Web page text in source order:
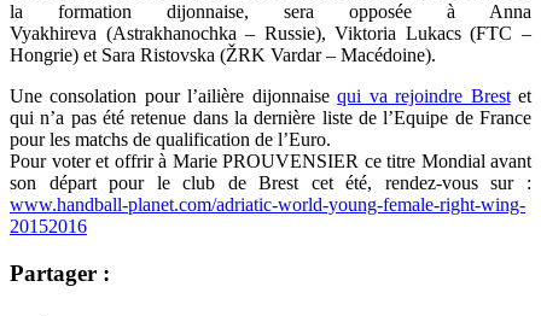
la formation dijonnaise, sera opposée à Anna
Vyakhireva (Astrakhanochka – Russie), Viktoria Lukacs (FTC –
Hongrie) et Sara Ristovska (ŽRK Vardar – Macédoine).
Une consolation pour l’ailière dijonnaisequi va rejoindre Brestet
qui n’a pas été retenue dans la dernière liste de l’Equipe de France
pour les matchs de qualification de l’Euro.
Pour voter et offrir à Marie PROUVENSIER ce titre Mondial avant
son départ pour le club de Brest cet été, rendez-vous sur :
www.handball-planet.com/adriatic-world-young-female-right-wing-
20152016
Partager :